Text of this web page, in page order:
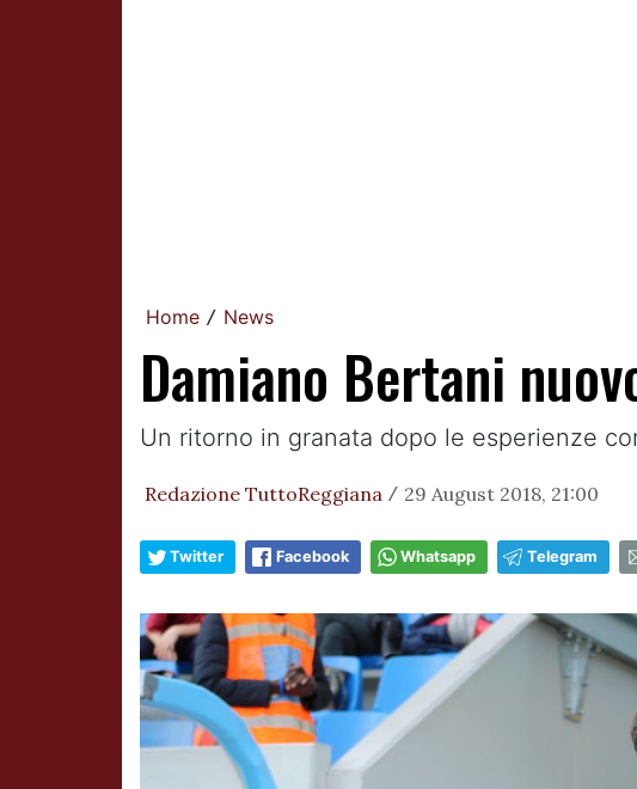
Home / News
Damiano Bertani
Un ritorno in granata dopo le esperienze
Redazione TuttoReggiana / 29 August 2018, 21:00
Twitter Facebook Whatsapp Telegram